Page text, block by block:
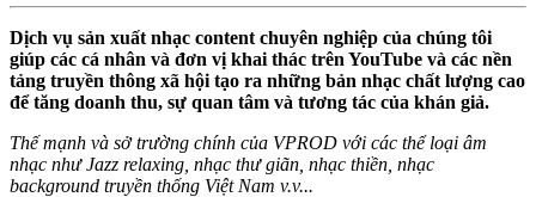
Dịch vụ sản xuất nhạc content chuyên nghiệp của chúng tôi
giúp các cá nhân và đơn vị khai thác trên YouTube và các nền
tảng truyền thông xã hội tạo ra những bản nhạc chất lượng cao
để tăng doanh thu, sự quan tâm và tương tác của khán giả.
Thế mạnh và sở trường chính của VPROD với các thể loại âm
nhạc như Jazz relaxing, nhạc thư giãn, nhạc thiền, nhạc
background truyền thống Việt Nam v.v...